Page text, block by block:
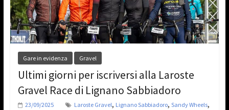
Gare in evidenza Gravel
Ultimi giorni per iscriversi alla Laroste
Gravel Race di Lignano Sabbiadoro
23/09/2025 Laroste Gravel, Lignano Sabbiadoro, Sandy Wheels,